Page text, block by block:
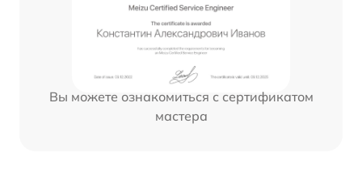
Вы можете ознакомиться с сертификатом
мастера